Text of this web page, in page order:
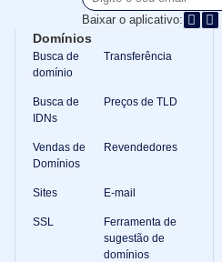
Baixar o aplicativo:
Domínios
Busca de
domínio
Transferência
Busca de
IDNs
Preços de TLD
Vendas de
Domínios
Revendedores
Sites E-mail
SSL
Ferramenta de
sugestão de
domínios